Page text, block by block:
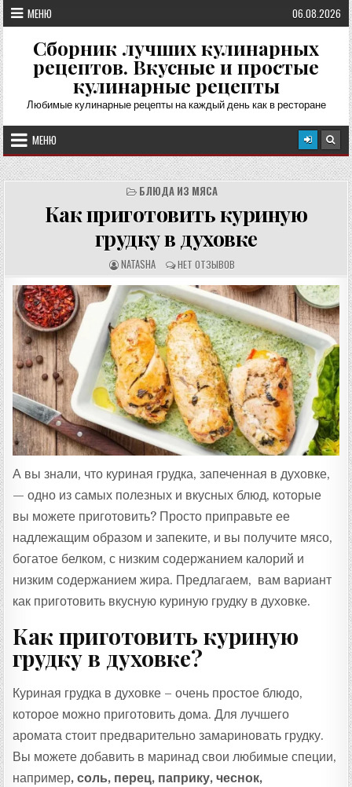
Перейти
к
содержимому
МЕНЮ 06.08.2026
Сборник лучших кулинарных
рецептов. Вкусные и простые
кулинарные рецепты
Любимые кулинарные рецепты на каждый день как в ресторане
МЕНЮ
БЛЮДА ИЗ МЯСА
Как приготовить куриную
грудку в духовке
А
В
Т
Р
Р
Е
Ц
Е
П
Т
А
:
NATASHA О
Т
З
Ы
В
Ы
:
НЕТ ОТЗЫВОВ
А вы знали, что куриная грудка, запеченная в духовке,
— одно из самых полезных и вкусных блюд, которые
вы можете приготовить? Просто приправьте ее
надлежащим образом и запеките, и вы получите мясо,
богатое белком, с низким содержанием калорий и
низким содержанием жира. Предлагаем, вам вариант
как приготовить вкусную куриную грудку в духовке.
Как приготовить куриную
грудку в духовке?
Куриная грудка в духовке – очень простое блюдо,
которое можно приготовить дома. Для лучшего
аромата стоит предварительно замариновать грудку.
Вы можете добавить в маринад свои любимые специи,
например, соль, перец, паприку, чеснок,